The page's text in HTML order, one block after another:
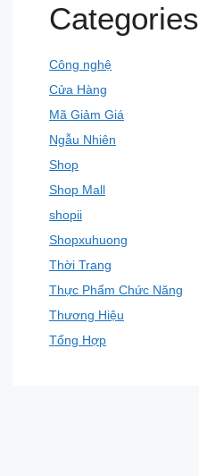
Categories
Công nghệ
Cửa Hàng
Mã Giảm Giá
Ngẫu Nhiên
Shop
Shop Mall
shopii
Shopxuhuong
Thời Trang
Thực Phẩm Chức Năng
Thương Hiệu
Tổng Hợp